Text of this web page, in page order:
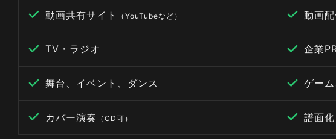
動画共有サイト （YouTubeなど） 動画
TV・ラジオ 企業
舞台、イベント、ダンス ゲー
カバー演奏 （CD可） 譜面化